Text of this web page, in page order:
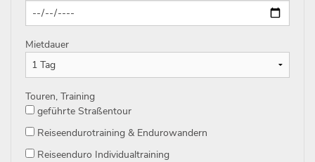
Mietdauer
Touren, Training
geführte Straßentour
Reiseendurotraining & Endurowandern
Reiseenduro Individualtraining